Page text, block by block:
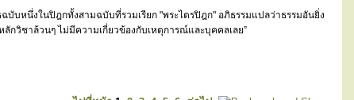
บหนึ่งในปิฎกทั้งสามฉบับที่รวมเรียก "พระไตรปิฎก" อภิธรรมแปลว่าธรรมอันยิ่ง
กวิชาล้วนๆ ไม่มีความเกี่ยวข้องกับเหตุการณ์และบุคคลเลย”